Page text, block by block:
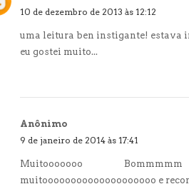
10 de dezembro de 2013 às 12:12
uma leitura ben instigante! estava
eu gostei muito...
Anônimo
9 de janeiro de 2014 às 17:41
Muitooooooo
muitoooooooooooooooooooo e